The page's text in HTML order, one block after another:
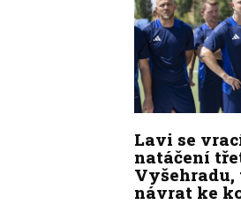
Lavi se
natáčení
návrat ke